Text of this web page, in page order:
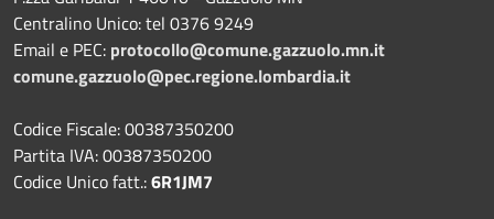
Centralino Unico: tel 0376 9249
Email e PEC: protocollo@comune.gazzuolo.mn.it
comune.gazzuolo@pec.regione.lombardia.it
Codice Fiscale: 00387350200
Partita IVA: 00387350200
Codice Unico fatt.:6R1JM7